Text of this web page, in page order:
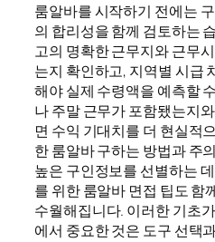
룸알바를 시작하기 전에는
의 합리성을 함께 검토하는
고의 명확한 근무지와 근무
는지 확인하고, 지역별 시급
해야 실제 수령액을 예측할
나 주말 근무가 포함됐는지
면 수익 기대치를 더 현실적
한 룸알바 구하는 방법과 주
높은 구인정보를 선별하는
를 위한 룸알바 면접 팁도 함
수월해집니다. 이러한 기초
에서 중요한 것은 도구 선택